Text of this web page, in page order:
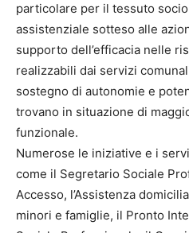
particolare per il tessuto
assistenziale sotteso alle
supporto dell’efficacia nelle
realizzabili dai servizi
sostegno di autonomie e
trovano in situazione di
funzionale.
Numerose le iniziative e i
come il Segretario Sociale
Accesso, l’Assistenza
minori e famiglie, il Pronto